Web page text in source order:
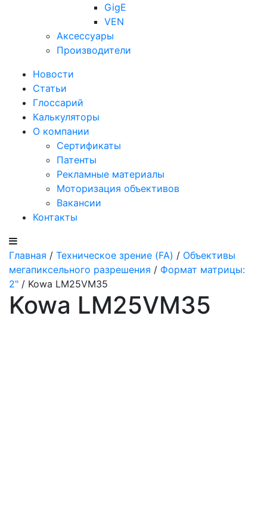
GigE
VEN
Аксессуары
Производители
Новости
Статьи
Глоссарий
Калькуляторы
О компании
Сертификаты
Патенты
Рекламные материалы
Моторизация объективов
Вакансии
Контакты
Главная / Техническое зрение (FA) / Объективы
мегапиксельного разрешения / Формат матрицы:
2" / Kowa LM25VM35
Kowa LM25VM35